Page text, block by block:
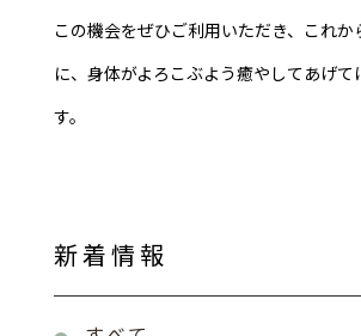
この機会をぜひご利用いただき、これ
に、身体がよろこぶよう癒やしてあげて
す。
新着情報